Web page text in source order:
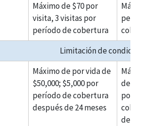
Máximo de $70 por
visita, 3 visitas por
período de cobertura
Limitación de
Máximo de por vida de
$50,000; $5,000 por
período de cobertura
después de 24 meses
de
por
de 24